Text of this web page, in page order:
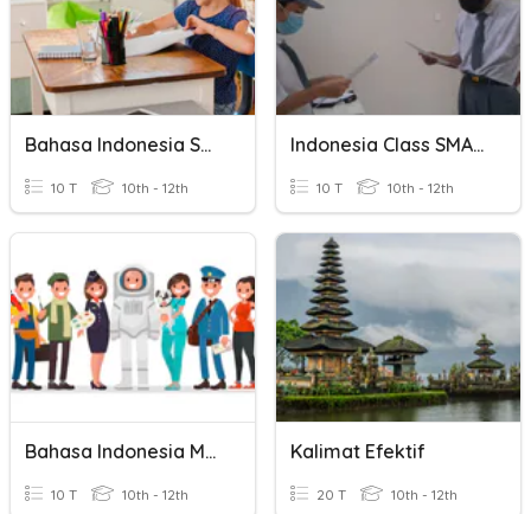
Bahasa Indonesia SMALB Membuat Kalimat
10 T 10th - 12th
Indonesia Class SMALB Membuat Kalimat
10 T 10th - 12th
Bahasa Indonesia Membuat Kalimat 2
10 T 10th - 12th
Kalimat Efektif
20 T 10th - 12th